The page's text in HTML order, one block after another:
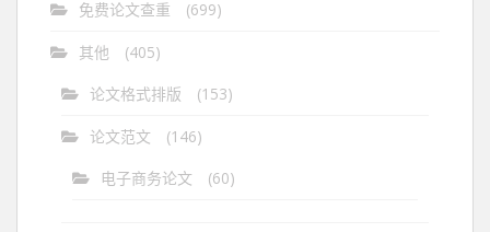
免费论文查重 (699)
其他
(405)
论文格式排版
(153)
论文范文
(146)
电子商务论文
(60)